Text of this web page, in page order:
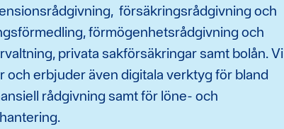
försäkringsrådgivning och
förmögenhetsrådgivning och
privata sakförsäkringar samt bolån. Vi
och erbjuder även digitala verktyg för bland
rådgivning samt för löne- och